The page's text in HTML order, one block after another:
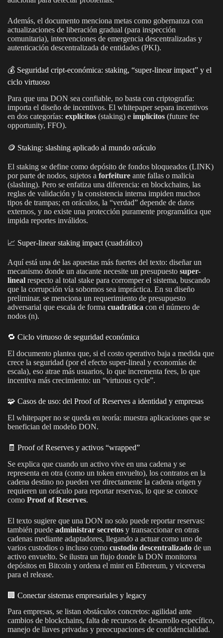
Además, el documento menciona metas como gobernanza con
actualizaciones de liberación gradual (para inspección
comunitaria), intervenciones de emergencia descentralizadas y
autenticación descentralizada de entidades (PKI).
💰 Seguridad cript-económica: staking, “super-linear impact” y el
ciclo virtuoso
Para que una DON sea confiable, no basta con criptografía:
importa el diseño de incentivos. El whitepaper separa incentivos
en dos categorías: explícitos (staking) e implícitos (future fee
opportunity, FFO).
🪙 Staking: slashing aplicado al mundo oráculo
El staking se define como depósito de fondos bloqueados (LINK)
por parte de nodos, sujetos a forfeiture ante fallas o malicia
(slashing). Pero se enfatiza una diferencia: en blockchains, las
reglas de validación y la consistencia interna impiden muchos
tipos de trampas; en oráculos, la “verdad” depende de datos
externos, y no existe una protección puramente programática que
impida reportes inválidos.
📈 Super-linear staking impact (cuadrático)
Aquí está una de las apuestas más fuertes del texto: diseñar un
mecanismo donde un atacante necesite un presupuesto super-
lineal respecto al total stake para corromper el sistema, buscando
que la corrupción vía sobornos sea impráctica. En su diseño
preliminar, se menciona un requerimiento de presupuesto
adversarial que escala de forma cuadrática con el número de
nodos (n).
🔁 Ciclo virtuoso de seguridad económica
El documento plantea que, si el costo operativo baja a medida que
crece la seguridad (por el efecto super-lineal y economías de
escala), eso atrae más usuarios, lo que incrementa fees, lo que
incentiva más crecimiento: un “virtuous cycle”.
🧩 Casos de uso: del Proof of Reserves a identidad y empresas
El whitepaper no se queda en teoría: muestra aplicaciones que se
benefician del modelo DON.
🧾 Proof of Reserves y activos “wrapped”
Se explica que cuando un activo vive en una cadena y se
representa en otra (como un token envuelto), los contratos en la
cadena destino no pueden ver directamente la cadena origen y
requieren un oráculo para reportar reservas, lo que se conoce
como Proof of Reserves.
El texto sugiere que una DON no solo puede reportar reservas:
también puede administrar secretos y transaccionar en otras
cadenas mediante adaptadores, llegando a actuar como uno de
varios custodios o incluso como custodio descentralizado de un
activo envuelto. Se ilustra un flujo donde la DON monitorea
depósitos en Bitcoin y ordena el mint en Ethereum, y viceversa
para el release.
🏢 Conectar sistemas empresariales y legacy
Para empresas, se listan obstáculos concretos: agilidad ante
cambios de blockchains, falta de recursos de desarrollo específico,
manejo de llaves privadas y preocupaciones de confidencialidad.